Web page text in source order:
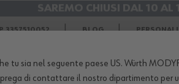
SPEDIZIONI GRATISin
SAREMO CHIUSI DAL 10 AL
3357510052 BLOG
DEL NEGOZIO...
tu sia nel seguente paese US. Würth
di contattare il nostro dipartimento per